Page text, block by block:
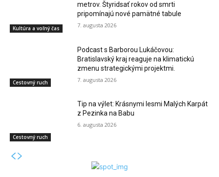
Kultúra a voľný čas
metrov. Štyridsať rokov od smrti
pripomínajú nové pamätné tabule
7. augusta 2026
Cestovný ruch
Podcast s Barborou Lukáčovou:
Bratislavský kraj reaguje na klimatickú
zmenu strategickými projektmi.
7. augusta 2026
Cestovný ruch
Tip na výlet: Krásnymi lesmi Malých Karpát
z Pezinka na Babu
6. augusta 2026